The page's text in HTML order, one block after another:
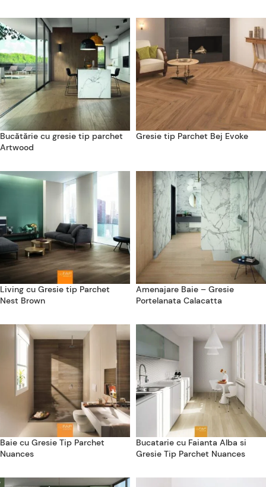
Bucătărie cu gresie tip parchet
Artwood
Gresie tip Parchet Bej Evoke
Living cu Gresie tip Parchet
Nest Brown
Amenajare Baie – Gresie
Portelanata Calacatta
Baie cu Gresie Tip Parchet
Nuances
Bucatarie cu Faianta Alba si
Gresie Tip Parchet Nuances